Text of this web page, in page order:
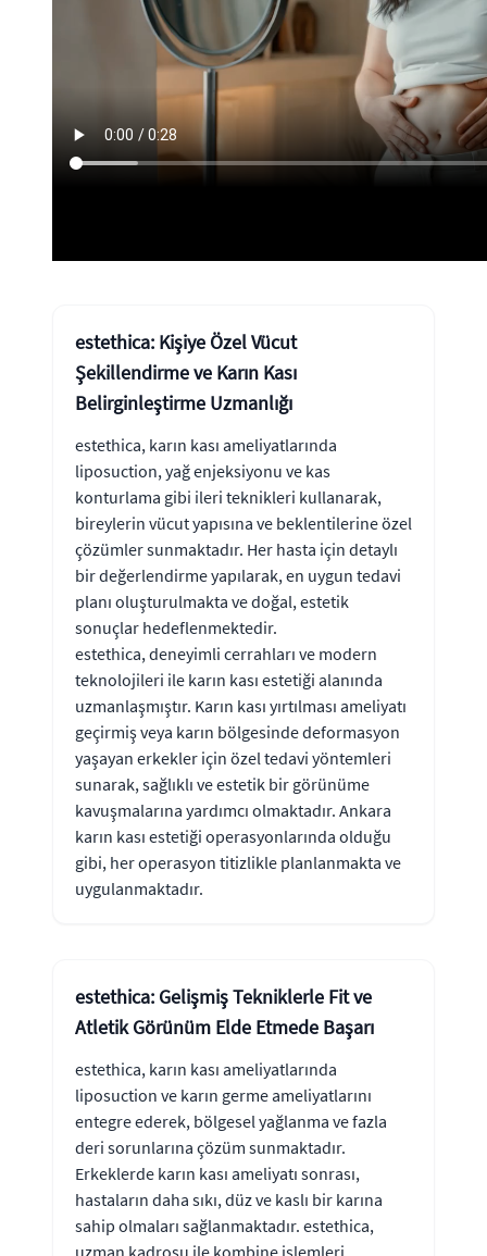
estethica: Kişiye Özel Vücut
Şekillendirme ve Karın Kası
Belirginleştirme Uzmanlığı
estethica, karın kası ameliyatlarında
liposuction, yağ enjeksiyonu ve kas
konturlama gibi ileri teknikleri kullanarak,
bireylerin vücut yapısına ve beklentilerine özel
çözümler sunmaktadır. Her hasta için detaylı
bir değerlendirme yapılarak, en uygun tedavi
planı oluşturulmakta ve doğal, estetik
sonuçlar hedeflenmektedir.
estethica, deneyimli cerrahları ve modern
teknolojileri ile karın kası estetiği alanında
uzmanlaşmıştır. Karın kası yırtılması ameliyatı
geçirmiş veya karın bölgesinde deformasyon
yaşayan erkekler için özel tedavi yöntemleri
sunarak, sağlıklı ve estetik bir görünüme
kavuşmalarına yardımcı olmaktadır. Ankara
karın kası estetiği operasyonlarında olduğu
gibi, her operasyon titizlikle planlanmakta ve
uygulanmaktadır.
estethica: Gelişmiş Tekniklerle Fit ve
Atletik Görünüm Elde Etmede Başarı
estethica, karın kası ameliyatlarında
liposuction ve karın germe ameliyatlarını
entegre ederek, bölgesel yağlanma ve fazla
deri sorunlarına çözüm sunmaktadır.
Erkeklerde karın kası ameliyatı sonrası,
hastaların daha sıkı, düz ve kaslı bir karına
sahip olmaları sağlanmaktadır. estethica,
uzman kadrosu ile kombine işlemleri